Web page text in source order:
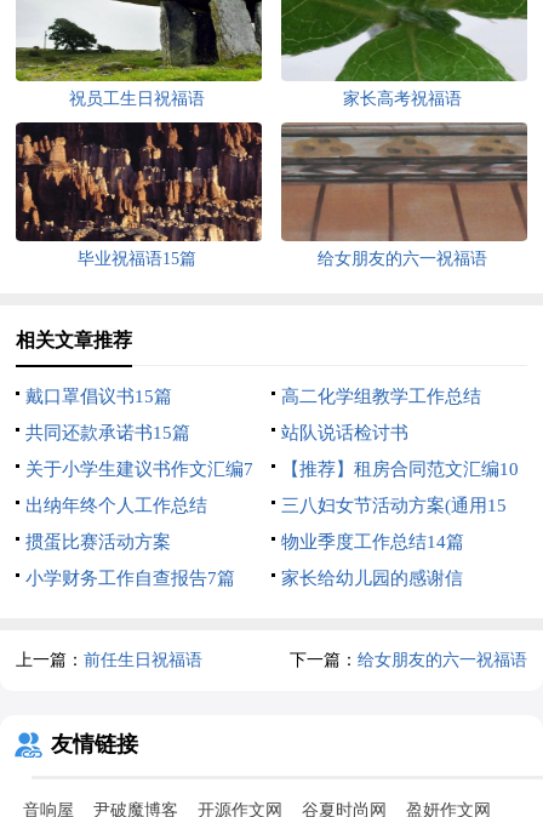
祝员工生日祝福语 家长高考祝福语
毕业祝福语15篇 给女朋友的六一祝福语
相关文章推荐
戴口罩倡议书15篇
高二化学组教学工作总结
共同还款承诺书15篇
站队说话检讨书
关于小学生建议书作文汇编7
篇
【推荐】租房合同范文汇编10
篇
出纳年终个人工作总结
三八妇女节活动方案(通用15
篇)
掼蛋比赛活动方案
物业季度工作总结14篇
小学财务工作自查报告7篇
家长给幼儿园的感谢信
上一篇：前任生日祝福语 下一篇： 给女朋友的六一祝福语
友情链接
音响屋 尹破魔博客 开源作文网 谷夏时尚网 盈妍作文网